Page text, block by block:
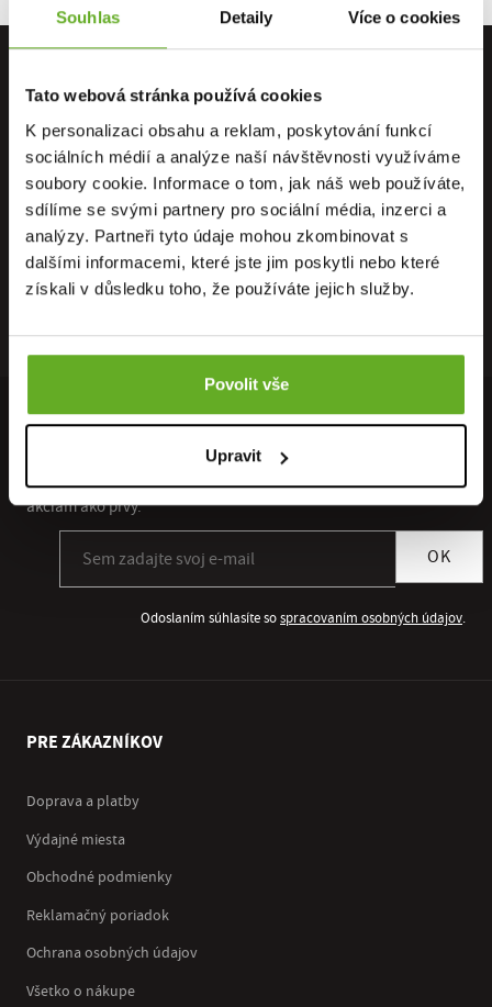
Souhlas Detaily Více o cookies
Tato webová stránka používá cookies
K personalizaci obsahu a reklam, poskytování funkcí
sociálních médií a analýze naší návštěvnosti využíváme
soubory cookie. Informace o tom, jak náš web používáte,
sdílíme se svými partnery pro sociální média, inzerci a
analýzy. Partneři tyto údaje mohou zkombinovat s
dalšími informacemi, které jste jim poskytli nebo které
získali v důsledku toho, že používáte jejich služby.
Povolit vše
Upravit
PRIAMO OD
VÝROBCU
OSOBNÝ
ODBER
DOPRAVA
ZADARMO
RÝCHLE
ZÁRUKA
RECENZIE
akciám ako prvý.
OK
Odoslaním súhlasíte sospracovaním osobných údajov.
PRE ZÁKAZNÍKOV
Doprava a platby
Výdajné miesta
Obchodné podmienky
Reklamačný poriadok
Ochrana osobných údajov
Všetko o nákupe